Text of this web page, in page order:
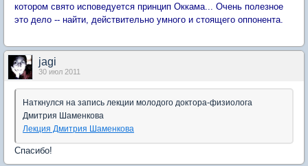
котором свято исповедуется принцип Оккама... Очень полезное
это дело -- найти, действительно умного и стоящего оппонента.
jagi
30 июл 2011
Наткнулся на запись лекции молодого доктора-физиолога
Дмитрия Шаменкова
Лекция Дмитрия Шаменкова
Спасибо!